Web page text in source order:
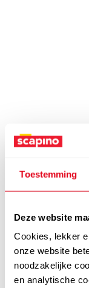
Toestemming
Deze website
Cookies, lekker
onze website
noodzakelijke
en analytische